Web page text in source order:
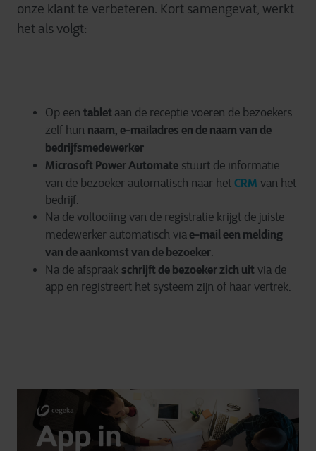
onze klant te verbeteren. Kort samengevat, werkt
het als volgt:
Op een tablet aan de receptie voeren de bezoekers
zelf hun naam, e-mailadres en de naam van de
bedrijfsmedewerker
Microsoft Power Automate stuurt de informatie
van de bezoeker automatisch naar het CRM van het
bedrijf.
Na de voltooiing van de registratie krijgt de juiste
medewerker automatisch via e-mail een melding
van de aankomst van de bezoeker
Na de afspraak schrijft de bezoeker zich uit via de
app en registreert het systeem zijn of haar vertrek.